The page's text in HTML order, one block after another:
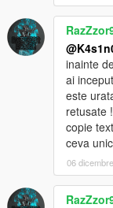
inainte
ai
este
retusate
copie
ceva
06